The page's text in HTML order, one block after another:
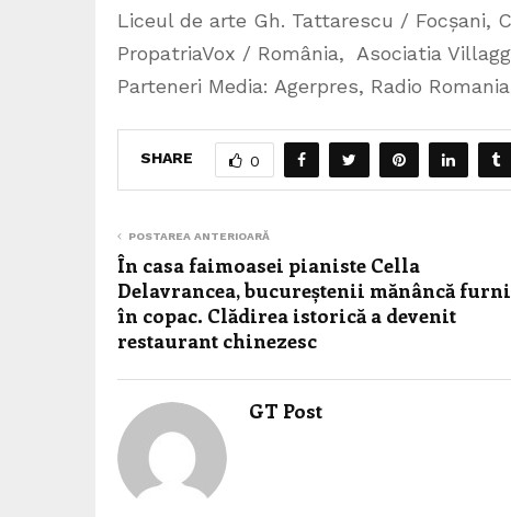
Liceul de arte Gh. Tattarescu / Focșani,
PropatriaVox / România, Asociatia
Parteneri Media: Agerpres, Radio
SHARE 0
POSTAREA ANTERIOARĂ
În casa faimoasei pianiste Cella
Delavrancea, bucureștenii mănâncă
în copac. Clădirea istorică a devenit
restaurant chinezesc
GT Post